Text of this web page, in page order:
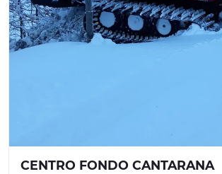
CENTRO FONDO CANTARANA